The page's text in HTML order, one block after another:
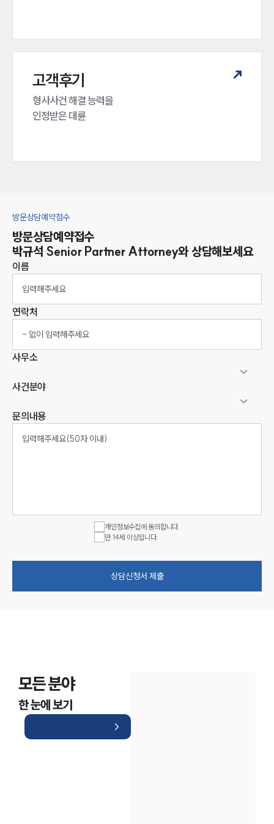
고객후기
형사사건 해결 능력을
인정받은 대륜
방문상담예약접수
방문상담예약접수
박규석 Senior Partner Attorney와 상담해보세요
이름
연락처
사무소
사건분야
문의내용
개인정보수집에 동의합니다.
만 14세 이상입니다.
상담신청서 제출
모든 분야
한 눈에 보기